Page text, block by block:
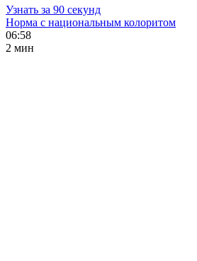
Узнать за 90 секунд
Норма с национальным колоритом
06:58
2 мин